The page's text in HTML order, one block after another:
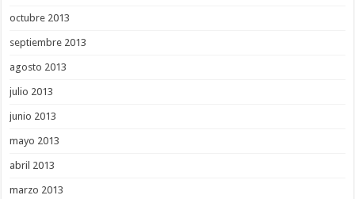
octubre 2013
septiembre 2013
agosto 2013
julio 2013
junio 2013
mayo 2013
abril 2013
marzo 2013